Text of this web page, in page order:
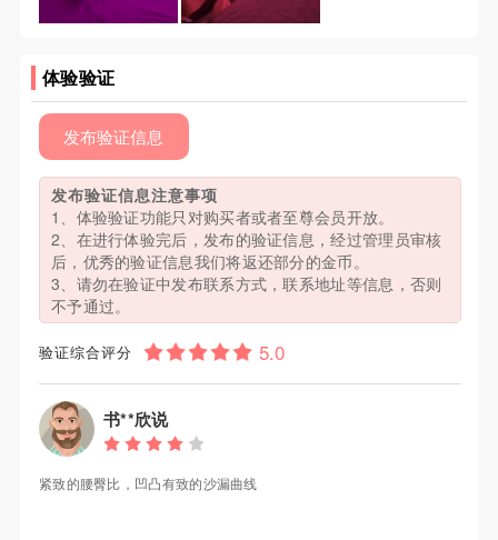
体验验证
发布验证信息
发布验证信息注意事项
1、体验验证功能只对购买者或者至尊会员开放。
2、在进行体验完后，发布的验证信息，经过管理员审核
后，优秀的验证信息我们将返还部分的金币。
3、请勿在验证中发布联系方式，联系地址等信息，否则
不予通过。
验证综合评分
书**欣说
紧致的腰臀比，凹凸有致的沙漏曲线